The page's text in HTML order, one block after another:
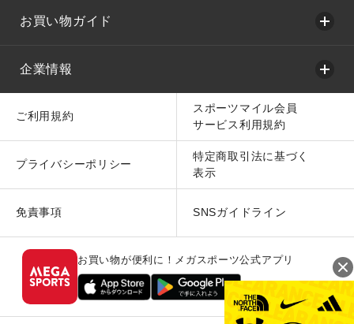
お買い物ガイド
企業情報
ご利用規約
スポーツマイル会員
サービス利用規約
プライバシーポリシー
特定商取引法に基づく
表示
免責事項 SNSガイドライン
お買い物が便利に！メガスポーツ公式アプリ